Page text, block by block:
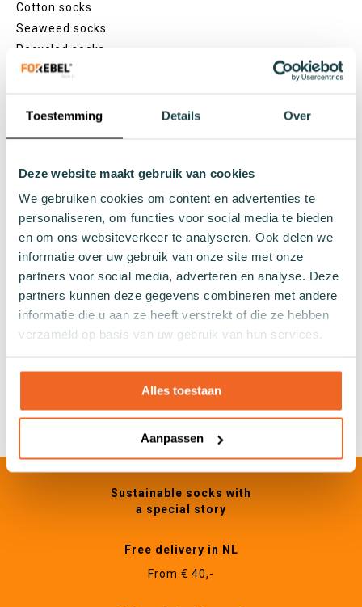
Toestemming Details Over
Deze website maakt gebruik van cookies
We gebruiken cookies om content en advertenties te
personaliseren, om functies voor social media te bieden
en om ons websiteverkeer te analyseren. Ook delen we
informatie over uw gebruik van onze site met onze
partners voor social media, adverteren en analyse. Deze
partners kunnen deze gegevens combineren met andere
informatie die u aan ze heeft verstrekt of die ze hebben
verzameld op basis van uw gebruik van hun services.
Alles toestaan
Aanpassen
Cotton socks
Seaweed socks
Recycled socks
Fishing net socks
Patterns
Plain socks
Stripe socks
Dotted socks
Fishing net pattern socks
Heart socks
Swimwear
Sustainable socks with
a special story
Free delivery in NL
From € 40,-